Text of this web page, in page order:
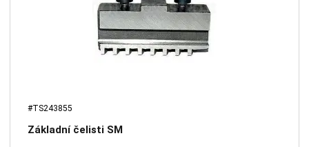
#TS243855
Základní čelisti SM